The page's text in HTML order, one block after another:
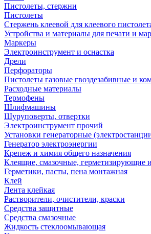
Пистолеты, стержни
Пистолеты
Стержень клеевой для клеевого
Устройства и материалы для печати и
Маркеры
Электроинструмент и оснастка
Дрели
Перфораторы
Пистолеты газовые гвоздезабивные и
Расходные материалы
Термофены
Шлифмашины
Шуруповерты, отвертки
Электроинструмент прочий
Установки генераторные
Генератор электроэнергии
Крепеж и химия общего назначения
Клеящие, смазочные, герметизирующие
Герметики, пасты, пена монтажная
Клей
Лента клейкая
Растворители, очистители, краски
Средства защитные
Средства смазочные
Жидкость стеклоомывающая